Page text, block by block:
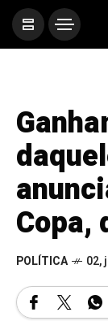
Copa,
POLÍTICA 02,